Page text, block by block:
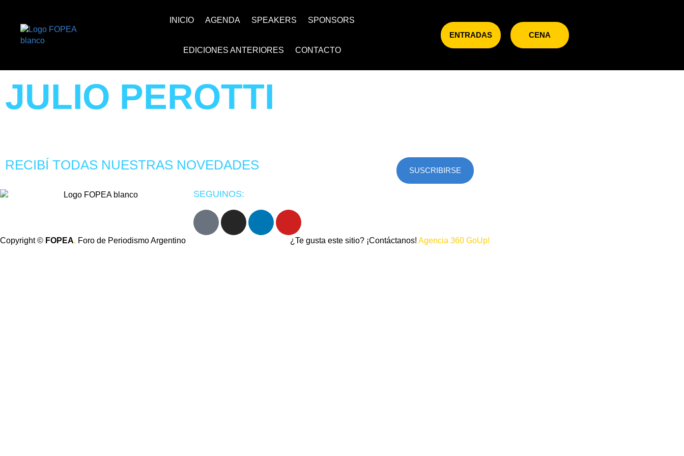
INICIO AGENDA SPEAKERS SPONSORS
EDICIONES ANTERIORES CONTACTO
ENTRADAS CENA
JULIO PEROTTI
RECIBÍ TODAS NUESTRAS NOVEDADES SUSCRIBIRSE
SEGUINOS:
Copyright © FOPEA. Foro de Periodismo Argentino ¿Te gusta este sitio? ¡Contáctanos! Agencia 360 GoUp!